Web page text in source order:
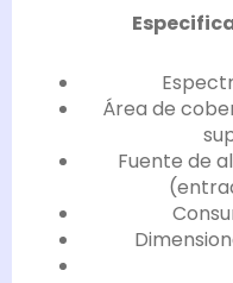
Área de
Fuente de